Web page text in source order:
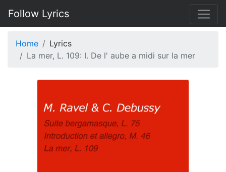
Follow Lyrics
Home
Lyrics
La mer, L. 109: I. De l' aube a midi sur la mer